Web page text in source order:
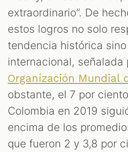
extraordinario”. De
estos logros no solo
tendencia histórica
internacional, señalada
Organización Mundial
obstante, el 7 por
Colombia en 2019
encima de los
que fueron 2 y 3,8 por